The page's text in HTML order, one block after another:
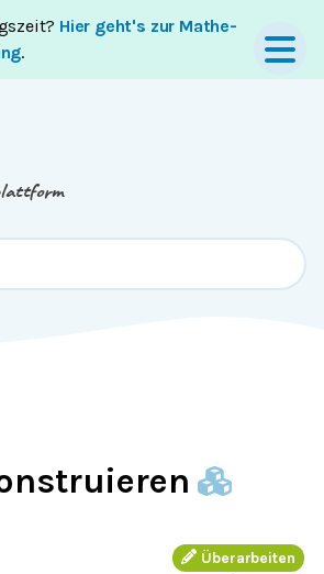
Hier geht's zur Mathe-
.
Footer
Überarbeiten